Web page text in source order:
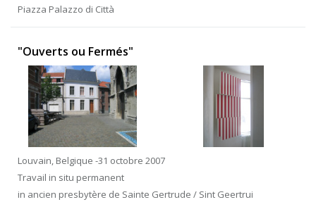
Piazza Palazzo di Città
"Ouverts ou Fermés"
Louvain, Belgique -31 octobre 2007
Travail in situ permanent
in ancien presbytère de Sainte Gertrude / Sint Geertrui